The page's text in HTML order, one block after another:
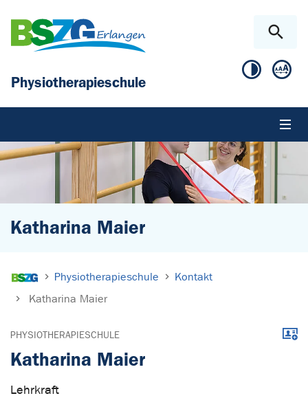
Physiotherapieschule
Katharina Maier
Physiotherapieschule
Kontakt
Katharina Maier
PHYSIOTHERAPIESCHULE
Katharina Maier
Lehrkraft